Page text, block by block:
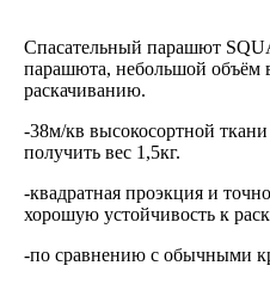
Спасательный парашют
парашюта, небольшой объём
раскачиванию.
-38м/кв высокосортной
получить вес 1,5кг.
-квадратная проэкция и
хорошую устойчивость к
-по сравнению с обычными